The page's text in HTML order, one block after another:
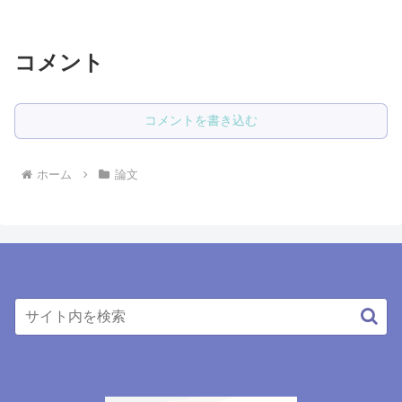
コメント
コメントを書き込む
ホーム 論文